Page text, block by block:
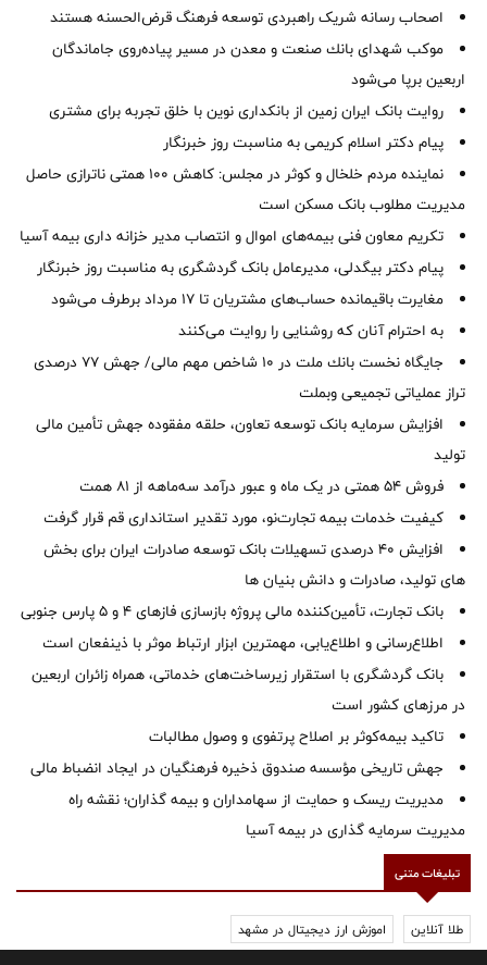
اصحاب رسانه شریک راهبردی توسعه فرهنگ قرض‌الحسنه هستند
موكب شهدای بانك صنعت و معدن در مسیر پیاده‌روی جاماندگان
اربعین برپا می‌شود
روایت بانک ایران زمین از بانکداری نوین با خلق تجربه برای مشتری
پیام دکتر اسلام کریمی به مناسبت روز خبرنگار
نماینده مردم خلخال و کوثر در مجلس: کاهش ۱۰۰ همتی ناترازی حاصل
مدیریت مطلوب بانک مسکن است
تکریم معاون فنی بیمه‌های اموال و انتصاب مدیر خزانه داری بیمه آسیا
پیام دکتر بیگدلی، مدیرعامل بانک گردشگری به مناسبت روز خبرنگار
مغایرت‌ باقیمانده حساب‌های مشتریان تا ۱۷ مرداد برطرف می‌شود
به احترام آنان که روشنایی را روایت می‌کنند
جایگاه نخست بانك ملت در 10 شاخص مهم مالی/ جهش 77 درصدی
تراز عملیاتی تجمیعی وبملت
افزایش سرمایه بانک توسعه تعاون، حلقه مفقوده جهش تأمین مالی
تولید
فروش 54 همتی در یک ماه و عبور درآمد سه‌ماهه از 81 همت
کیفیت خدمات بیمه تجارت‌نو، مورد تقدیر استانداری قم قرار گرفت
افزایش 40 درصدی تسهیلات بانک توسعه صادرات ایران برای بخش
های تولید، صادرات و دانش بنیان ها
بانک تجارت، تأمین‌کننده مالی پروژه بازسازی فازهای ۴ و ۵ پارس جنوبی
اطلاع‌رسانی و اطلاع‌یابی، مهمترین ابزار ارتباط موثر با ذینفعان است
بانک گردشگری با استقرار زیرساخت‌های خدماتی، همراه زائران اربعین
در مرزهای کشور است
تاکید بیمه‌کوثر بر اصلاح پرتفوی و وصول مطالبات ‌
جهش تاریخی مؤسسه صندوق ذخیره فرهنگیان در ایجاد انضباط مالی
مدیریت ریسک و حمایت از سهامداران و بیمه گذاران؛ نقشه راه
مدیریت سرمایه گذاری در بیمه آسیا
تبلیغات متنی
طلا آنلاین اموزش ارز دیجیتال در مشهد